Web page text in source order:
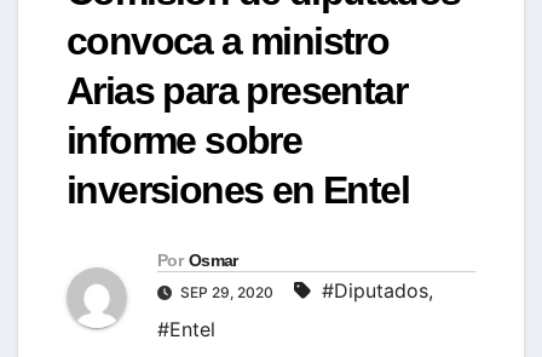
convoca a ministro
Arias para presentar
informe sobre
inversiones en Entel
Por Osmar
SEP 29, 2020 #Diputados,
#Entel